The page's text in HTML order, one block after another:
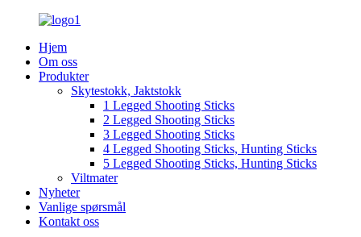
Hjem
Om oss
Produkter
Skytestokk, Jaktstokk
1 Legged Shooting Sticks
2 Legged Shooting Sticks
3 Legged Shooting Sticks
4 Legged Shooting Sticks, Hunting Sticks
5 Legged Shooting Sticks, Hunting Sticks
Viltmater
Nyheter
Vanlige spørsmål
Kontakt oss